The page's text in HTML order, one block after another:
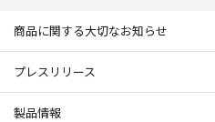
商品に関する大切なお知らせ
プレスリリース
製品情報